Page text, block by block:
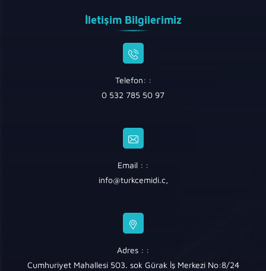
İletişim Bilgilerimiz
Telefon: :
0 532 785 50 97
Email : :
info@turkcemidi.c,
Adres : :
Cumhuriyet Mahallesi 503. sok Gürak İş Merkezi No:8/24